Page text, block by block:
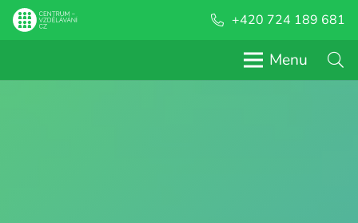
+420 724 189 681
Menu